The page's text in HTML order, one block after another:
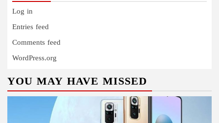
Log in
Entries feed
Comments feed
WordPress.org
YOU MAY HAVE MISSED